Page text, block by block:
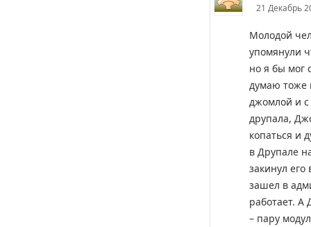
21 Декабрь
Молодой
упомянули
но я бы мог
думаю тоже
джомлой и с
друпала,
копаться и
в Друпале
закинул
зашел в
работает. А
– пару